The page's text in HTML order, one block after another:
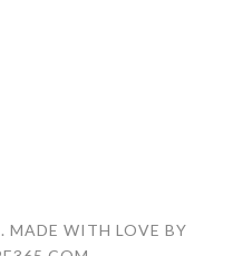
MADE WITH LOVE BY